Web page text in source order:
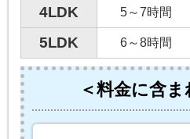
4LDK
5～7時間
5LDK
6～8時間
＜料金に含ま